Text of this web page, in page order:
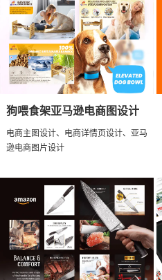
狗喂食架亚马逊电商图设计
电商主图设计、电商详情页设计、亚马
逊电商图片设计